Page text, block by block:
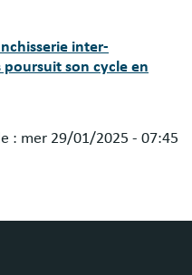
inter-
son cycle en
: mer 29/01/2025 - 07:45